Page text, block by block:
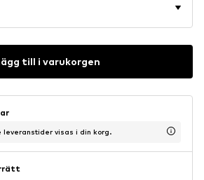
till i varukorgen
leveranstider visas i din korg.